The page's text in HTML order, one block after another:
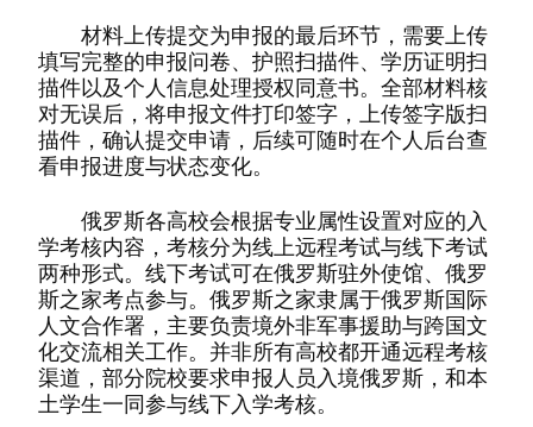
材料上传提交为申报的最后环节，需要上传
填写完整的申报问卷、护照扫描件、学历证明扫
描件以及个人信息处理授权同意书。全部材料核
对无误后，将申报文件打印签字，上传签字版扫
描件，确认提交申请，后续可随时在个人后台查
看申报进度与状态变化。
俄罗斯各高校会根据专业属性设置对应的入
学考核内容，考核分为线上远程考试与线下考试
两种形式。线下考试可在俄罗斯驻外使馆、俄罗
斯之家考点参与。俄罗斯之家隶属于俄罗斯国际
人文合作署，主要负责境外非军事援助与跨国文
化交流相关工作。并非所有高校都开通远程考核
渠道，部分院校要求申报人员入境俄罗斯，和本
土学生一同参与线下入学考核。